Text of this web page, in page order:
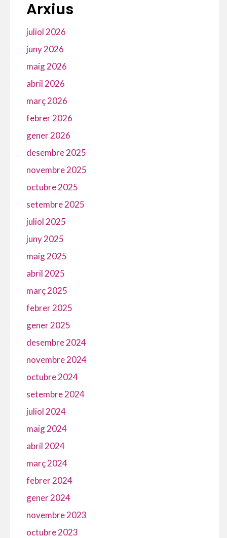
Arxius
juliol 2026
juny 2026
maig 2026
abril 2026
març 2026
febrer 2026
gener 2026
desembre 2025
novembre 2025
octubre 2025
setembre 2025
juliol 2025
juny 2025
maig 2025
abril 2025
març 2025
febrer 2025
gener 2025
desembre 2024
novembre 2024
octubre 2024
setembre 2024
juliol 2024
maig 2024
abril 2024
març 2024
febrer 2024
gener 2024
novembre 2023
octubre 2023